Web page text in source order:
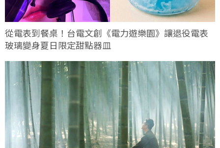
從電表到餐桌！台電文創《電力遊樂園》讓退役電表
玻璃變身夏日限定甜點器皿